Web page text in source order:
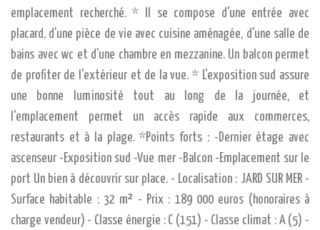
emplacement recherché. * Il se compose d'une entrée avec
placard, d'une pièce de vie avec cuisine aménagée, d'une salle de
bains avec wc et d'une chambre en mezzanine. Un balcon permet
de profiter de l'extérieur et de la vue. * L'exposition sud assure
une bonne luminosité tout au long de la journée, et
l'emplacement permet un accès rapide aux commerces,
restaurants et à la plage. *Points forts : -Dernier étage avec
ascenseur -Exposition sud -Vue mer -Balcon -Emplacement sur le
port Un bien à découvrir sur place. - Localisation : JARD SUR MER -
Surface habitable : 32 m² - Prix : 189 000 euros (honoraires à
charge vendeur) - Classe énergie : C (151) - Classe climat : A (5) -